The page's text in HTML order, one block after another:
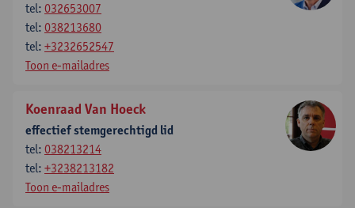
tel: 032653007
tel: 038213680
tel: +3232652547
Toon e-mailadres
Koenraad Van Hoeck
effectief stemgerechtigd lid
tel: 038213214
tel: +3238213182
Toon e-mailadres